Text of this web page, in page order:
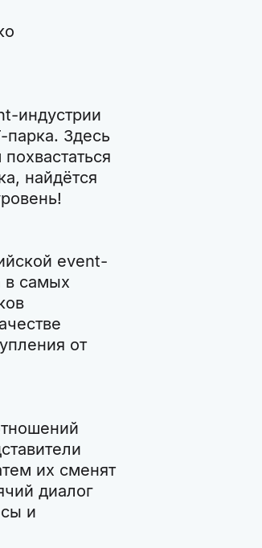
индустрии
парка. Здесь
найдётся
event-
в самых
от
их сменят
диалог
и